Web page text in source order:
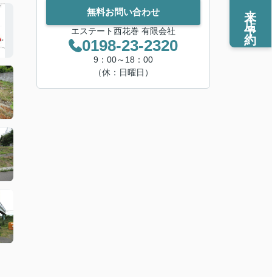
無料お問い合わせ
エステート西花巻 有限会社
0198-23-2320
9：00～18：00
（休：日曜日）
来店予約